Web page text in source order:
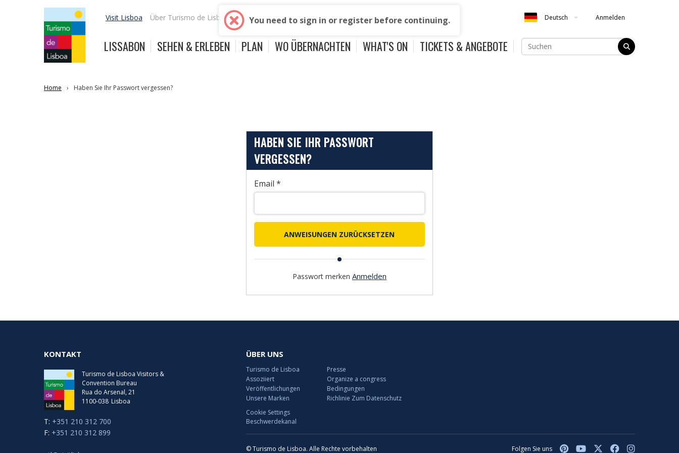
Visit Lisboa Über Turismo de Lisboa Convention Bureau Presse Lisboa Shop Deutsch Anmelden
LISSABON SEHEN & ERLEBEN PLAN WO ÜBERNACHTEN WHAT'S ON TICKETS & ANGEBOTE
Home Haben Sie Ihr Passwort vergessen?
HABEN SIE IHR PASSWORT
VERGESSEN?
Email*
Passwort merken Anmelden
KONTAKT
Turismo de Lisboa Visitors &
Convention Bureau
Rua do Arsenal, 21
1100-038 Lisboa
T: +351 210 312 700
F: +351 210 312 899
ÜBER UNS
Turismo de Lisboa
Assoziiert
Veröffentlichungen
Unsere Marken
Presse
Organize a congress
Bedingungen
Richlinie Zum Datenschutz
Cookie Settings
Beschwerdekanal
© Turismo de Lisboa. Alle Rechte vorbehalten Folgen Sie uns
You need to sign in or register before continuing.